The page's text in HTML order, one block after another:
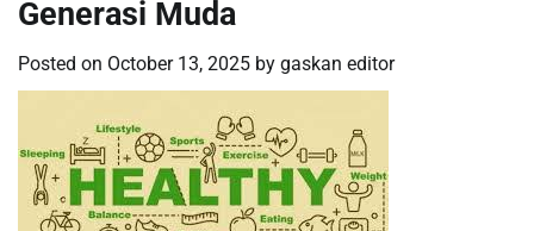
Generasi Muda
Posted on October 13, 2025 by gaskan editor